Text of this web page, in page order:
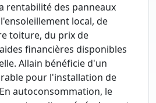
rentabilité des panneaux
local, de
toiture, du prix de
financières disponibles
Allain bénéficie d'un
pour l'installation de
autoconsommation, le